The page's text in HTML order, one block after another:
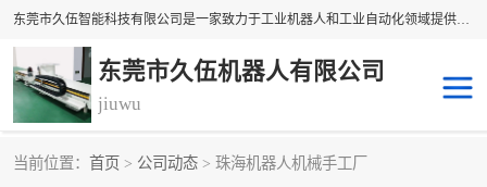
东莞市久伍智能科技有限公司是一家致力于工业机器人和工业自动化领域提供坐标机 械手解决方案的民族品牌企业。 本公司产品包括自动上下料机械手、多轴机械手、直线电机、精密定位滑台、线性滑台、重型模组、地轨等高精密传动组件。公司集设计，研发，制造及销售于一体的高科技企业。 将持续创新，更加专注于线性传动技术与产品研发，为您提供更、精密、可靠的产品与 技术，为中国自动化核心零部件做出贡献。
东莞市久伍机器人有限公司
jiuwu
当前位置： 首页 > 公司动态 > 珠海机器人机械手工厂